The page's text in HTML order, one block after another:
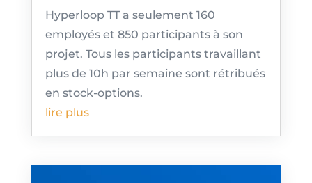
Hyperloop TT a seulement 160
employés et 850 participants à son
projet. Tous les participants travaillant
plus de 10h par semaine sont rétribués
en stock-options.
lire plus